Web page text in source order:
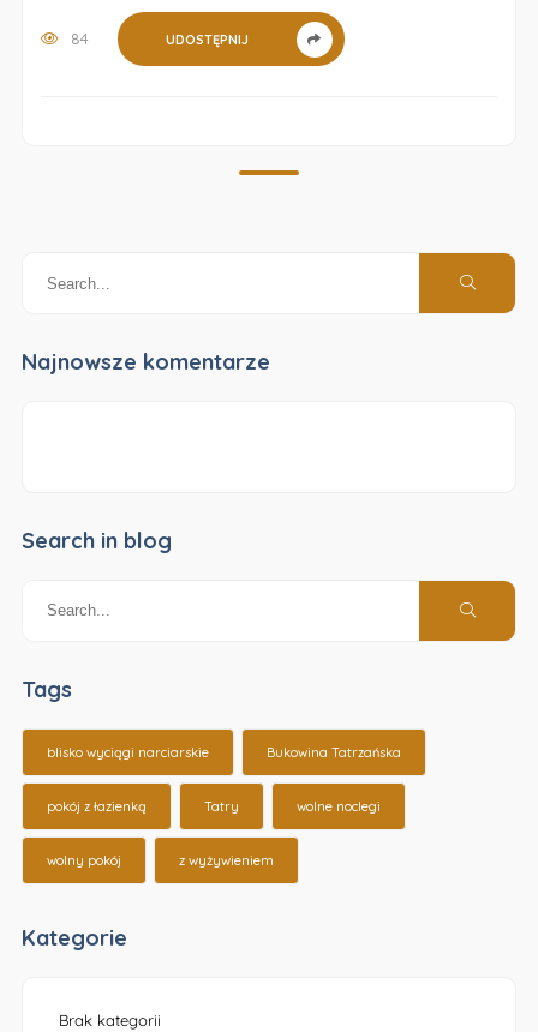
84 UDOSTĘPNIJ
Najnowsze komentarze
Search in blog
Tags
blisko wyciągi narciarskie Bukowina Tatrzańska
pokój z łazienką Tatry wolne noclegi
wolny pokój z wyżywieniem
Kategorie
Brak kategorii